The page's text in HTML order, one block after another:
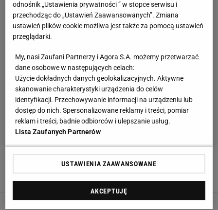
Ekstraklasa. Piotr Wlazło zachwycił! Gol sezonu
w polskiej lidze?
odnośnik „Ustawienia prywatności ” w stopce serwisu i
przechodząc do „Ustawień Zaawansowanych”. Zmiana
ustawień plików cookie możliwa jest także za pomocą ustawień
przeglądarki.
My, nasi Zaufani Partnerzy i Agora S.A. możemy przetwarzać
dane osobowe w następujących celach:
Użycie dokładnych danych geolokalizacyjnych. Aktywne
skanowanie charakterystyki urządzenia do celów
identyfikacji. Przechowywanie informacji na urządzeniu lub
dostęp do nich. Spersonalizowane reklamy i treści, pomiar
reklam i treści, badnie odbiorców i ulepszanie usług.
Lista Zaufanych Partnerów
USTAWIENIA ZAAWANSOWANE
AKCEPTUJĘ